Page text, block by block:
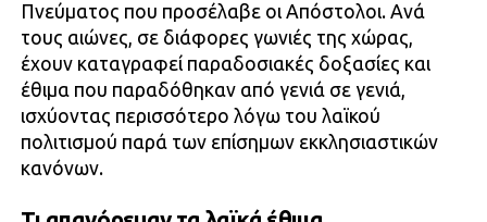
Πνεύματος που προσέλαβε οι Απόστολοι. Ανά
τους αιώνες, σε διάφορες γωνιές της χώρας,
έχουν καταγραφεί παραδοσιακές δοξασίες και
έθιμα που παραδόθηκαν από γενιά σε γενιά,
ισχύοντας περισσότερο λόγω του λαϊκού
πολιτισμού παρά των επίσημων εκκλησιαστικών
κανόνων.